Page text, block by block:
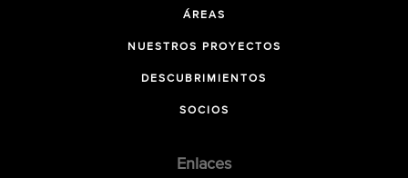
ÁREAS
NUESTROS PROYECTOS
DESCUBRIMIENTOS
SOCIOS
Enlaces